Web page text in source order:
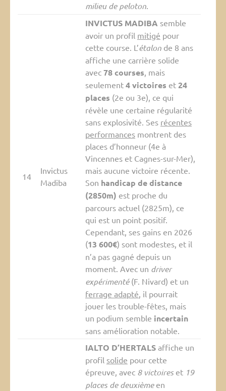
milieu de peloton.
14
Invictus
Madiba
INVICTUS MADIBA semble
avoir un profil mitigé pour
cette course. L’étalonde 8 ans
affiche une carrière solide
avec 78 courses, mais
seulement 4 victoires et 24
places (2e ou 3e), ce qui
révèle une certaine régularité
sans explosivité. Ses récentes
performancesmontrent des
places d’honneur (4e à
Vincennes et Cagnes-sur-Mer),
mais aucune victoire récente.
Son handicap de distance
(2850m) est proche du
parcours actuel (2825m), ce
qui est un point positif.
Cependant, ses gains en 2026
(13 600€) sont modestes, et il
n’a pas gagné depuis un
moment. Avec un driver
expérimenté(F. Nivard) et un
ferrage adapté, il pourrait
jouer les trouble-fêtes, mais
un podium semble incertain
sans amélioration notable.
IALTO D’HERTALSaffiche un
profil solide pour cette
épreuve, avec 8 victoireset 19
places de deuxièmeen